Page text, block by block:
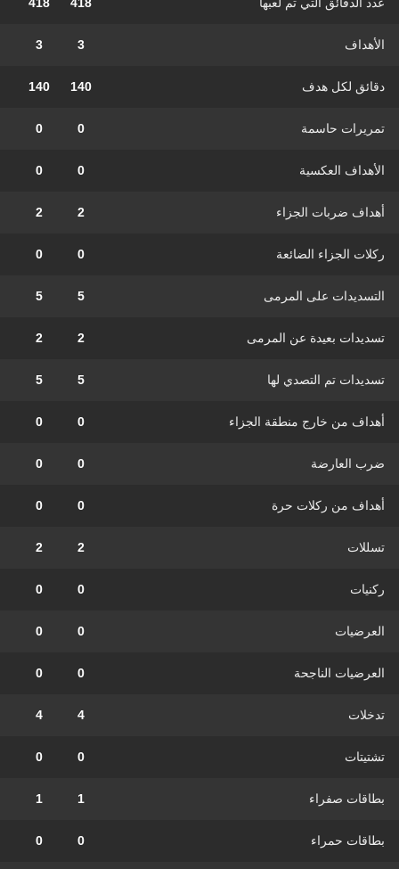
الأهداف 3
3
دقائق لكل هدف 140
140
تمريرات حاسمة 0
0
الأهداف العكسية 0
0
أهداف ضربات الجزاء 2
2
ركلات الجزاء الضائعة 0
0
التسديدات على المرمى 5
5
تسديدات بعيدة عن المرمى 2
2
تسديدات تم التصدي لها 5
5
أهداف من خارج منطقة الجزاء 0
0
ضرب العارضة 0
0
أهداف من ركلات حرة 0
0
تسللات 2
2
ركنيات 0
0
العرضيات 0
0
العرضيات الناجحة 0
0
تدخلات 4
4
تشتيتات 0
0
بطاقات صفراء 1
1
بطاقات حمراء 0
0